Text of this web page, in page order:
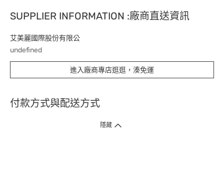
SUPPLIER INFORMATION :廠商直送資訊
艾美麗國際股份有限公
undefined
進入廠商專店逛逛，湊免運
付款方式與配送方式
隱藏